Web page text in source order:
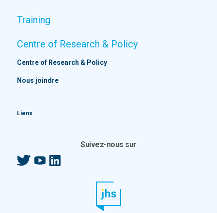
Training
Centre of Research & Policy
Centre of Research & Policy
Nous joindre
Liens
Suivez-nous sur
TwitterYouTubeLinkedIn